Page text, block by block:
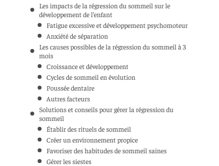
Les impacts de la régression du sommeil sur le
développement de l’enfant
Fatigue excessive et développement psychomoteur
Anxiété de séparation
Les causes possibles de la régression du sommeil à 3
mois
Croissance et développement
Cycles de sommeil en évolution
Poussée dentaire
Autres facteurs
Solutions et conseils pour gérer la régression du
sommeil
Établir des rituels de sommeil
Créer un environnement propice
Favoriser des habitudes de sommeil saines
Gérer les siestes